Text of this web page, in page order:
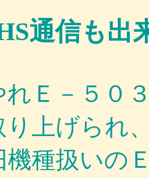
通信も出
Ｅ－５０
上げられ
種扱いの